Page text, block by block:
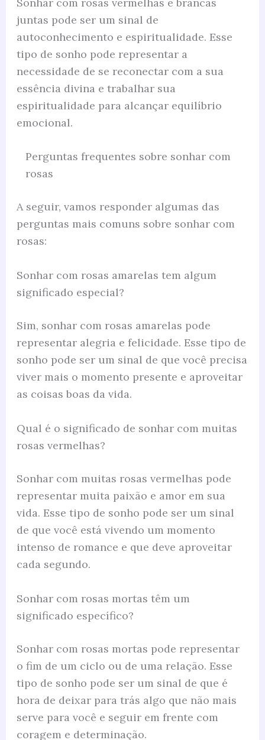
juntas pode ser um sinal de
autoconhecimento e espiritualidade. Esse
tipo de sonho pode representar a
necessidade de se reconectar com a sua
essência divina e trabalhar sua
espiritualidade para alcançar equilíbrio
emocional.
Perguntas frequentes sobre sonhar com
rosas
A seguir, vamos responder algumas das
perguntas mais comuns sobre sonhar com
rosas:
Sonhar com rosas amarelas tem algum
significado especial?
Sim, sonhar com rosas amarelas pode
representar alegria e felicidade. Esse tipo de
sonho pode ser um sinal de que você precisa
viver mais o momento presente e aproveitar
as coisas boas da vida.
Qual é o significado de sonhar com muitas
rosas vermelhas?
Sonhar com muitas rosas vermelhas pode
representar muita paixão e amor em sua
vida. Esse tipo de sonho pode ser um sinal
de que você está vivendo um momento
intenso de romance e que deve aproveitar
cada segundo.
Sonhar com rosas mortas têm um
significado específico?
Sonhar com rosas mortas pode representar
o fim de um ciclo ou de uma relação. Esse
tipo de sonho pode ser um sinal de que é
hora de deixar para trás algo que não mais
serve para você e seguir em frente com
coragem e determinação.